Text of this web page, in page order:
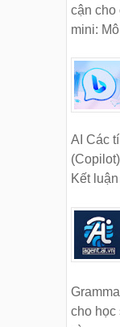
cận cho
mini:
AI Các
Kết
cho học